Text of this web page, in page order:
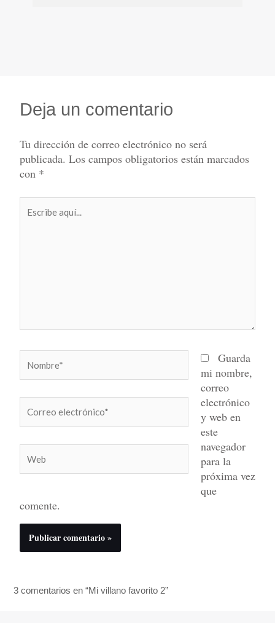
Deja un comentario
Tu dirección de correo electrónico no será
publicada. Los campos obligatorios están marcados
con *
aquí...
electrónico*
Guarda
mi nombre,
correo
electrónico
y web en
este
navegador
para la
próxima vez
que
comente.
3 comentarios en “Mi villano favorito 2”